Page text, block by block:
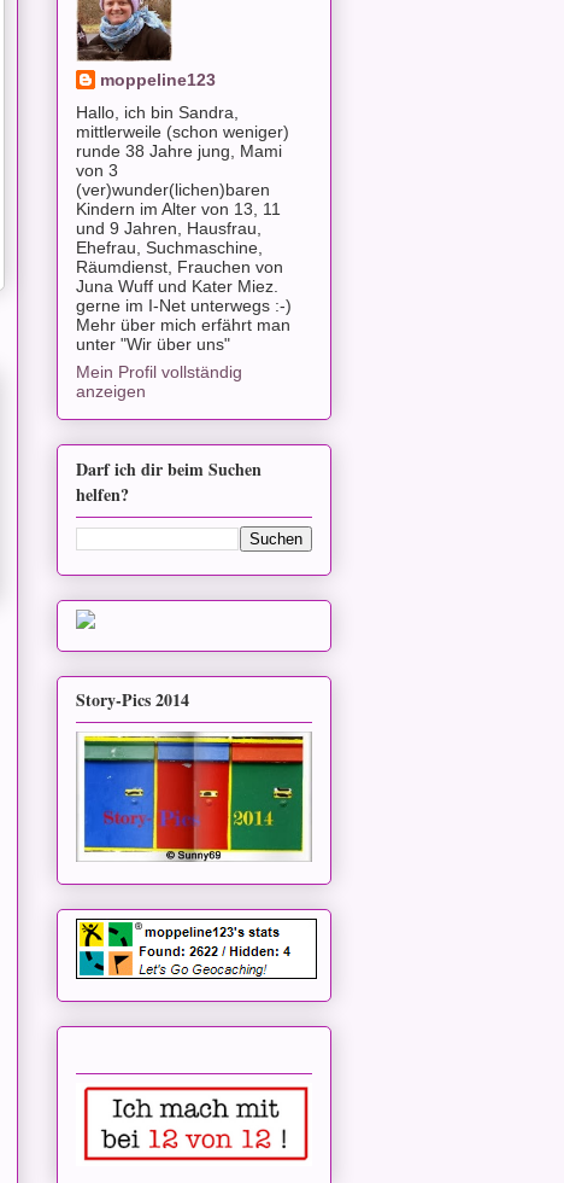
moppeline123
Hallo, ich bin Sandra,
mittlerweile (schon weniger)
runde 38 Jahre jung, Mami
von 3
(ver)wunder(lichen)baren
Kindern im Alter von 13, 11
und 9 Jahren, Hausfrau,
Ehefrau, Suchmaschine,
Räumdienst, Frauchen von
Juna Wuff und Kater Miez.
gerne im I-Net unterwegs :-)
Mehr über mich erfährt man
unter "Wir über uns"
Mein Profil vollständig
anzeigen
Darf ich dir beim Suchen
helfen?
Story-Pics 2014